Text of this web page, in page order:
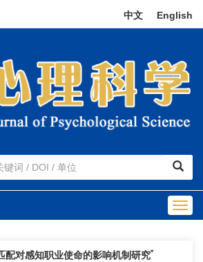
中文 English
配对感知职业使命的影响机制研究*